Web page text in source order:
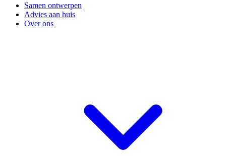
Samen ontwerpen
Advies aan huis
Over ons